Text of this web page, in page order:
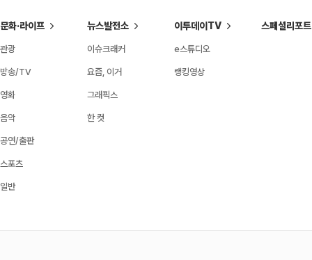
문화·라이프
관광
방송/TV
영화
음악
공연/출판
스포츠
일반
뉴스발전소
이슈크래커
요즘, 이거
그래픽스
한 컷
이투데이TV
e스튜디오
랭킹영상
스페셜리포트